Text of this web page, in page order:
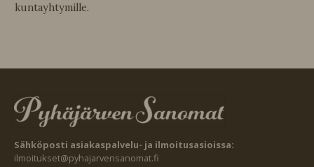
kuntayhtymille.
Sähköposti asiakaspalvelu- ja ilmoitusasioissa:
ilmoitukset@pyhajarvensanomat.fi